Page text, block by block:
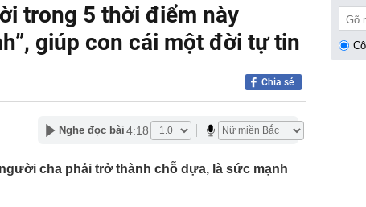
Android có thể âm thầm theo dõi vị trí người
sinh phim Việt giờ vàng: Rating vượt mốc 50%,
làn vượt xe ở cao tốc Hà Nội - Hải Phòng, Cầu Giẽ
công 'chây ì' bàn giao mặt bằng
trong 5 thời điểm này
giúp con cái một đời tự tin
Chia sẻ
Nghe đọc bài 4:18
cha phải trở thành chỗ dựa, là sức mạnh